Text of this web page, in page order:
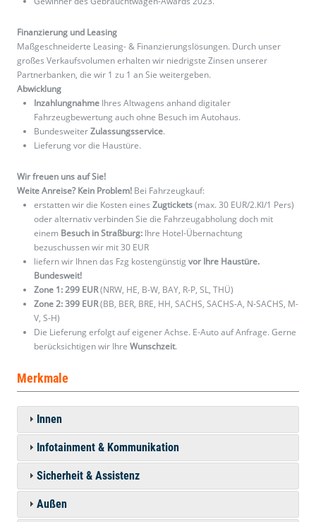
Finanzierung und Leasing
Maßgeschneiderte Leasing- & Finanzierungslösungen. Durch unser
großes Verkaufsvolumen erhalten wir niedrigste Zinsen unserer
Partnerbanken, die wir 1 zu 1 an Sie weitergeben.
Abwicklung
Inzahlungnahme Ihres Altwagens anhand digitaler
Fahrzeugbewertung auch ohne Besuch im Autohaus.
BundesweiterZulassungsservice.
Lieferung vor die Haustüre.
Wir freuen uns auf Sie!
Weite Anreise? Kein Problem! Bei Fahrzeugkauf:
erstatten wir die Kosten eines Zugtickets(max. 30 EUR/2.Kl/1 Pers)
oder alternativ verbinden Sie die Fahrzeugabholung doch mit
einem Besuch in Straßburg: Ihre Hotel-Übernachtung
bezuschussen wir mit 30 EUR
liefern wir Ihnen das Fzg kostengünstig vor Ihre Haustüre.
Bundesweit!
Zone 1: 299 EUR(NRW, HE, B-W, BAY, R-P, SL, THÜ)
Zone 2: 399 EUR(BB, BER, BRE, HH, SACHS, SACHS-A, N-SACHS, M-
V, S-H)
Die Lieferung erfolgt auf eigener Achse. E-Auto auf Anfrage. Gerne
berücksichtigen wir Ihre Wunschzeit.
Merkmale
Innen
Infotainment & Kommunikation
Sicherheit & Assistenz
Außen